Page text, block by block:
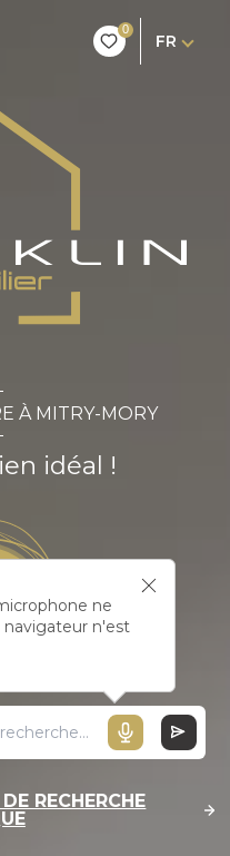
0
FR
À MITRY-MORY
idéal !
ne
n'est
RECHERCHE